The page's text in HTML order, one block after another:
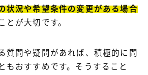
状況や希望条件の変更がある場合
とが大切です。
質問や疑問があれば、積極的に問
もおすすめです。そうすること